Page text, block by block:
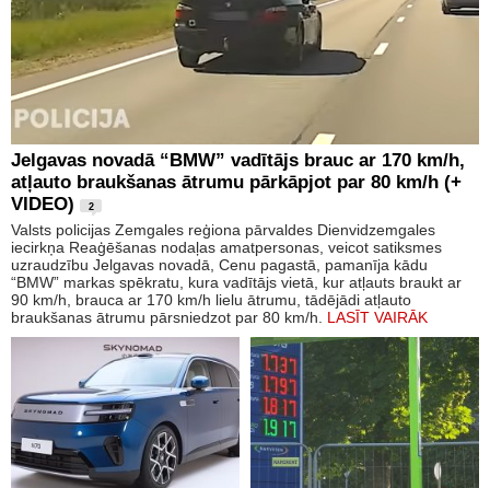
Jelgavas novadā “BMW” vadītājs brauc ar 170 km/h,
atļauto braukšanas ātrumu pārkāpjot par 80 km/h (+
VIDEO)
2
Valsts policijas Zemgales reģiona pārvaldes Dienvidzemgales
iecirkņa Reaģēšanas nodaļas amatpersonas, veicot satiksmes
uzraudzību Jelgavas novadā, Cenu pagastā, pamanīja kādu
“BMW” markas spēkratu, kura vadītājs vietā, kur atļauts braukt ar
90 km/h, brauca ar 170 km/h lielu ātrumu, tādējādi atļauto
braukšanas ātrumu pārsniedzot par 80 km/h. LASĪT VAIRĀK